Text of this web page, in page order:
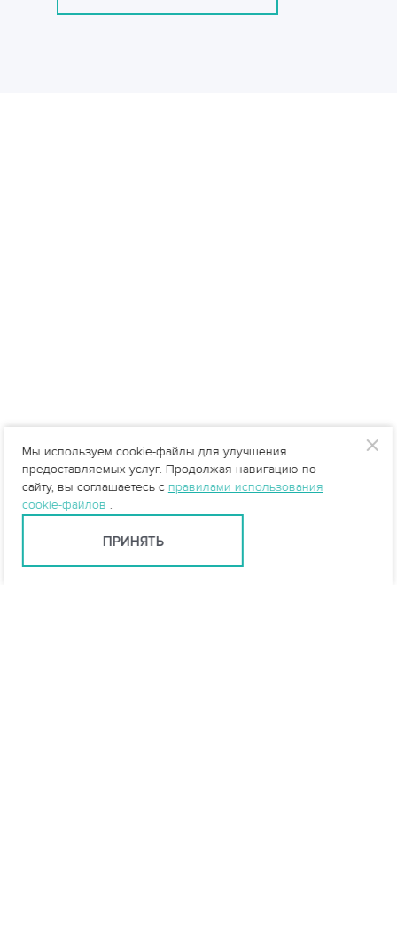
Мы используем cookie-файлы для улучшения
предоставляемых услуг. Продолжая навигацию по
сайту, вы соглашаетесь с правилами использования
cookie-файлов .
ПРИНЯТЬ